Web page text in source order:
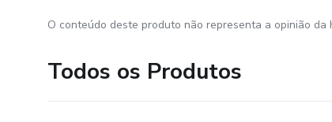
O conteúdo deste produto não representa a opinião
Todos os Produtos